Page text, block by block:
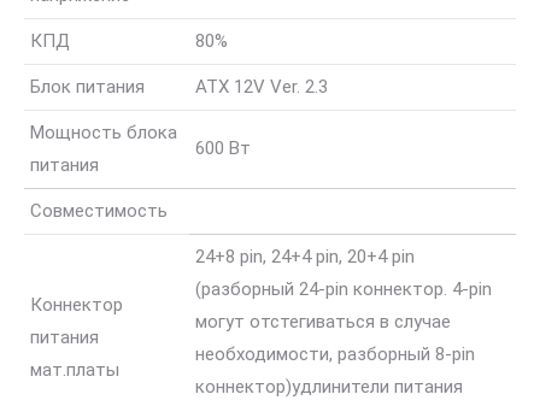
КПД 80%
Блок питания ATX 12V Ver. 2.3
Мощность блока
питания
600 Вт
Совместимость
Коннектор
питания
мат.платы
24+8 pin, 24+4 pin, 20+4 pin
(разборный 24-pin коннектор. 4-pin
могут отстегиваться в случае
необходимости, разборный 8-pin
коннектор)удлинители питания